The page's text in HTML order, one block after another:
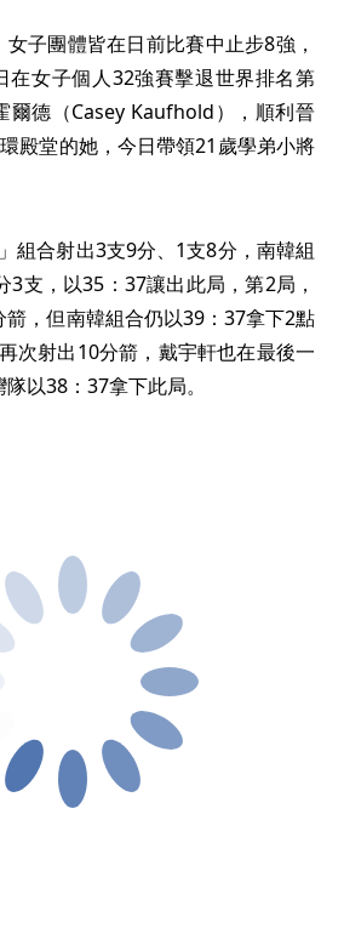
子團體皆在日前比賽中止步8強，
在女子個人32強賽擊退世界排名第
爾德（Casey Kaufhold），順利晉
殿堂的她，今日帶領21歲學弟小將
組合射出3支9分、1支8分，南韓組
3支，以35：37讓出此局，第2局，
，但南韓組合仍以39：37拿下2點
次射出10分箭，戴宇軒也在最後一
以38：37拿下此局。